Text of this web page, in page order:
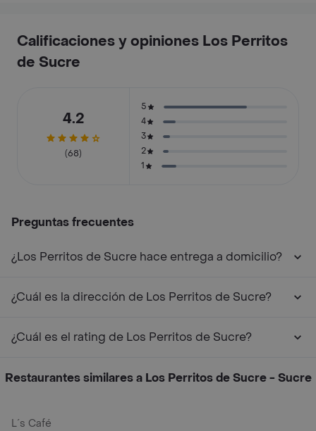
Calificaciones y opiniones Los Perritos
de Sucre
4.2
(68)
5
4
3
2
1
Preguntas frecuentes
¿Los Perritos de Sucre hace entrega a domicilio?
¿Cuál es la dirección de Los Perritos de Sucre?
¿Cuál es el rating de Los Perritos de Sucre?
Restaurantes similares a Los Perritos de Sucre - Sucre
L´s Café